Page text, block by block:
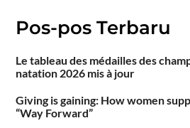
Pos-pos Terbaru
Le tableau des médailles des
natation 2026 mis à jour
Giving is gaining: How women
“Way Forward”